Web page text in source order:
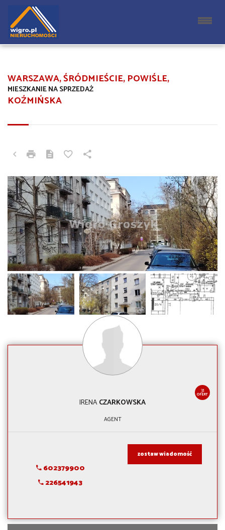
WARSZAWA, ŚRÓDMIEŚCIE, POWIŚLE,
KOŹMIŃSKA
MIESZKANIE NA SPRZEDAŻ
31
OFERT
IRENACZARKOWSKA
AGENT
602379900
226541943
zostaw wiadomość